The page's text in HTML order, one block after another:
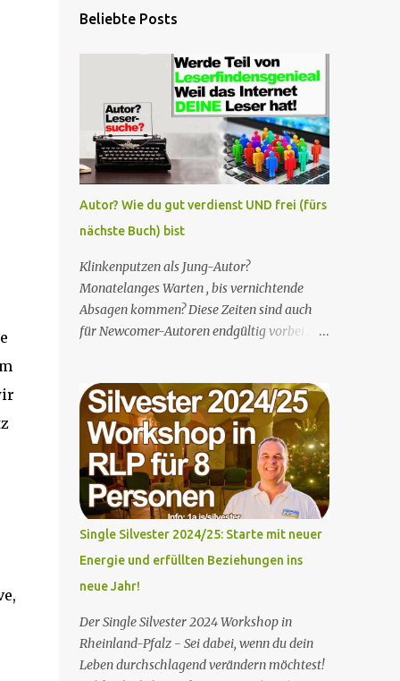
Beliebte Posts
Autor? Wie du gut verdienst UND frei (fürs
nächste Buch) bist
Klinkenputzen als Jung-Autor?
Monatelanges Warten , bis vernichtende
Absagen kommen? Diese Zeiten sind auch
für Newcomer-Autoren endgültig vorbei .
sowie das Know-how hat, es angemessen zu
nutzen . "Angemessen" ist hierbei zu
verstehen als " zeitsparend, nervenschonend
UND gewinnsteigernd ". (Klingt doch
erstmal gut, oder? ;-)) Oder wenn man "
Vitamin B " hat. Oder sich entsprechend "
paart ". Zum Beispiel mit diesen/deinen
Mitstreiter- bzw. Autor*innen (klicke auf
das nachfolgende Bild!): Autor? Dein Eintritt
zum Austritt aus "hohe Kosten, keine Zeit,
Autor-in gut verdienen, das geht doch gar
nicht, oder? Ungelogen: Mein erstes Buch
entstand in 3 Tagen und ich machte damit
Single Silvester 2024/25: Starte mit neuer
Energie und erfüllten Beziehungen ins
neue Jahr!
Der Single Silvester 2024 Workshop in
Rheinland-Pfalz - Sei dabei, wenn du dein
Leben durchschlagend verändern möchtest!